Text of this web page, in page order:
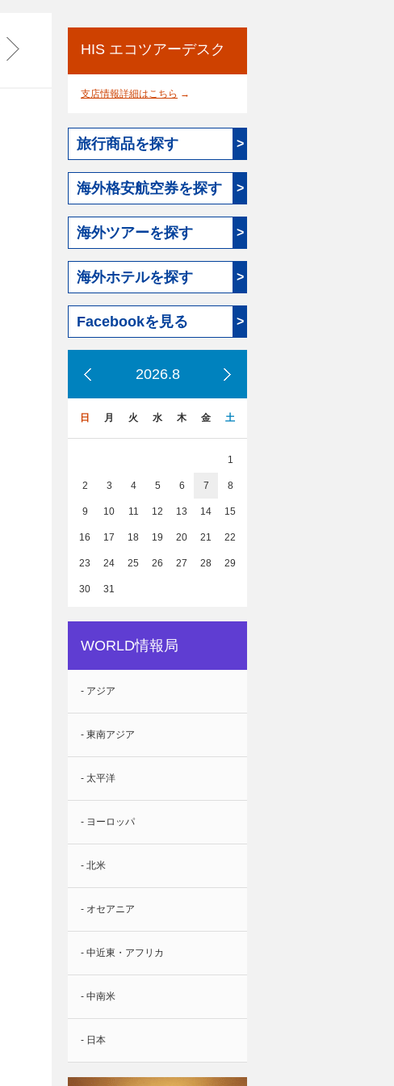
HIS エコツアーデスク
支店情報詳細はこちら →
旅行商品を探す >
海外格安航空券を探す >
海外ツアーを探す >
海外ホテルを探す >
Facebookを見る >
2026.8
日 月 火 水 木 金 土
1
2 3 4 5 6 7 8
9 10 11 12 13 14 15
16 17 18 19 20 21 22
23 24 25 26 27 28 29
30 31
WORLD情報局
- アジア
- 東南アジア
- 太平洋
- ヨーロッパ
- 北米
- オセアニア
- 中近東・アフリカ
- 中南米
- 日本